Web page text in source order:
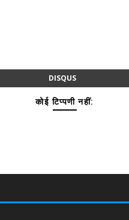
DISQUS
कोई टिप्पणी नहीं: